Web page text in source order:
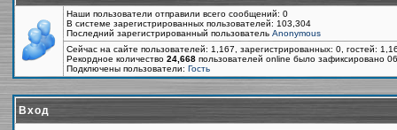
Наши пользователи отправили всего сообщений: 0
В системе зарегистрированных пользователей: 103,304
Последний зарегистрированный пользователь Anonymous
Сейчас на сайте пользователей: 1,167, зарегистрированных: 0, гостей:
Рекордное количество 24,668 пользователей online было зафиксировано
Подключены пользователи: Гость
Вход